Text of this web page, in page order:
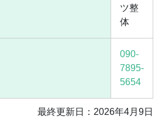
ツ整
体
090-
7895-
5654
最終更新日：2026年4月9日